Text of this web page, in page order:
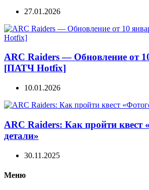
27.01.2026
ARC Raiders — Обновление от
[ПАТЧ Hotfix]
10.01.2026
ARC Raiders: Как пройти квест
детали»
30.11.2025
Меню